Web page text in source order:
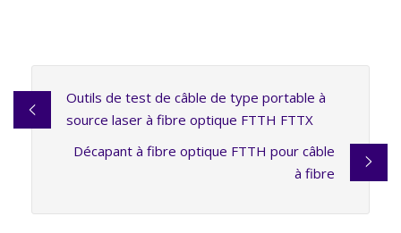
Outils de test de câble de type portable à
source laser à fibre optique FTTH FTTX
Décapant à fibre optique FTTH pour câble
à fibre